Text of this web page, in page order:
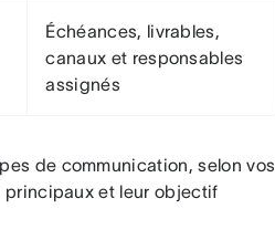
Échéances, livrables,
canaux et responsables
assignés
de communication, selon vos
principaux et leur objectif